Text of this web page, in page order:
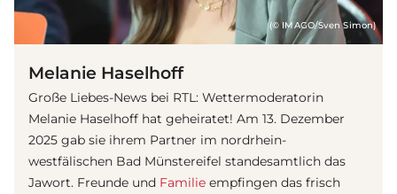
(© IMAGO/Sven Simon)
Melanie Haselhoff
Große Liebes-News bei RTL: Wettermoderatorin
Melanie Haselhoff hat geheiratet! Am 13. Dezember
2025 gab sie ihrem Partner im nordrhein-
westfälischen Bad Münstereifel standesamtlich das
Jawort. Freunde und Familie empfingen das frisch